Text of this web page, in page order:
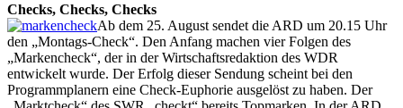
Checks, Checks, Checks
Ab dem 25. August sendet die ARD um 20.15 Uhr
den „Montags-Check“. Den Anfang machen vier Folgen des
„Markencheck“, der in der Wirtschaftsredaktion des WDR
entwickelt wurde. Der Erfolg dieser Sendung scheint bei den
Programmplanern eine Check-Euphorie ausgelöst zu haben. Der